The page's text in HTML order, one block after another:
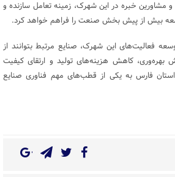
خبره در این شهرک، زمینه تعامل سازنده و
بیش از پیش بخش صنعت را فراهم خواهد کرد.
فعالیت‌های این شهرک، صنایع مرتبط بتوانند از
بهره‌وری، کاهش هزینه‌های تولید و ارتقای کیفیت
فارس به یکی از قطب‌های مهم فناوری صنایع